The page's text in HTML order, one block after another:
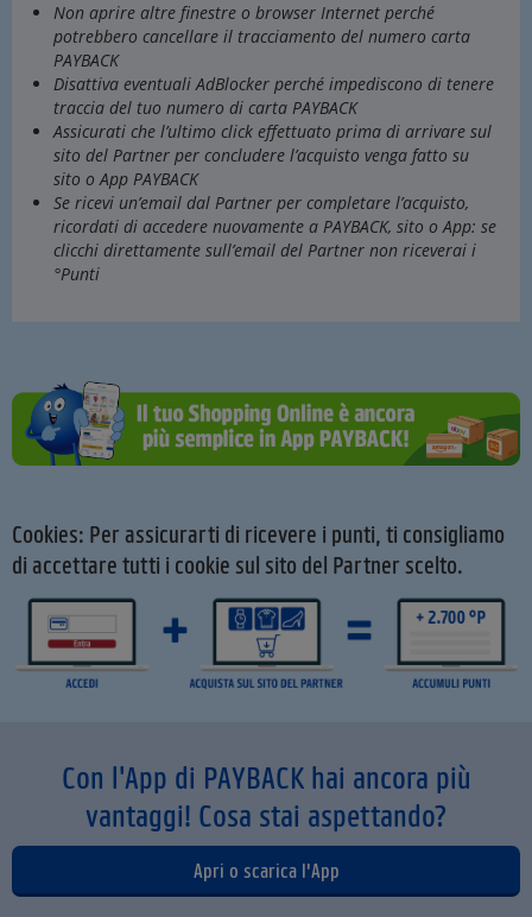
Non aprire altre finestre o browser Internet perché
potrebbero cancellare il tracciamento del numero carta
PAYBACK
Disattiva eventuali AdBlocker perché impediscono di tenere
traccia del tuo numero di carta PAYBACK
Assicurati che l’ultimo click effettuato prima di arrivare sul
sito del Partner per concludere l’acquisto venga fatto su
sito o App PAYBACK
Se ricevi un’email dal Partner per completare l’acquisto,
ricordati di accedere nuovamente a PAYBACK, sito o App: se
clicchi direttamente sull’email del Partner non riceverai i
°Punti
Cookies: Per assicurarti di ricevere i punti, ti consigliamo
di accettare tutti i cookie sul sito del Partner scelto.
Con l'App di PAYBACK hai ancora più
vantaggi! Cosa stai aspettando?
Apri o scarica l'App